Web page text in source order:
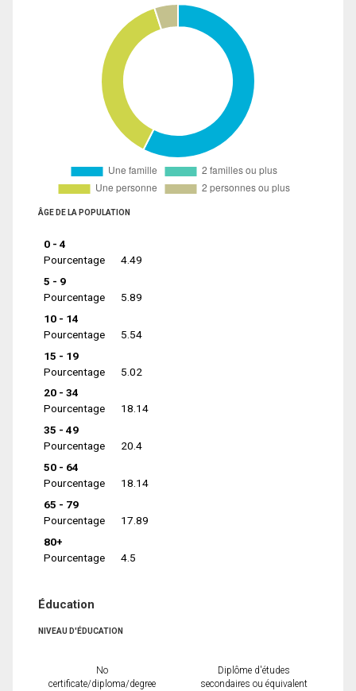
ÂGE DE LA POPULATION
0 - 4
Pourcentage
4.49
5 - 9
Pourcentage
5.89
10 - 14
Pourcentage
5.54
15 - 19
Pourcentage
5.02
20 - 34
Pourcentage
18.14
35 - 49
Pourcentage
20.4
50 - 64
Pourcentage
18.14
65 - 79
Pourcentage
17.89
80+
Pourcentage
4.5
Éducation
NIVEAU D'ÉDUCATION
No
certificate/diploma/degree
Diplôme d'études
secondaires ou équivalent